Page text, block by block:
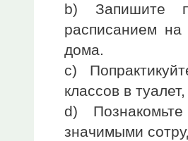
b) Запишите
расписанием на
дома.
c)
классов в
d)
значимыми